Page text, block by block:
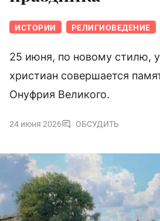
ИСТОРИИ РЕЛИГИОВЕДЕНИЕ
25 июня, по новому стилю,
христиан совершается
Онуфрия Великого.
24 июня 2026 ОБСУДИТЬ